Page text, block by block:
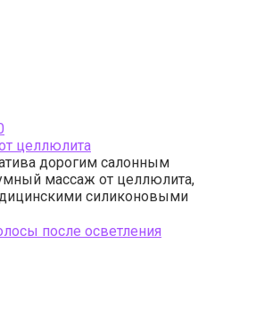
целлюлита
дорогим салонным
массаж от целлюлита,
силиконовыми